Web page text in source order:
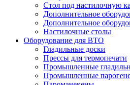
Стол под настилочную
Дополнительное
Дополнительное
Настилочные столы
Оборудование для ВТО
Гладильные доски
Прессы для термопечати
Промышленные
Промышленные